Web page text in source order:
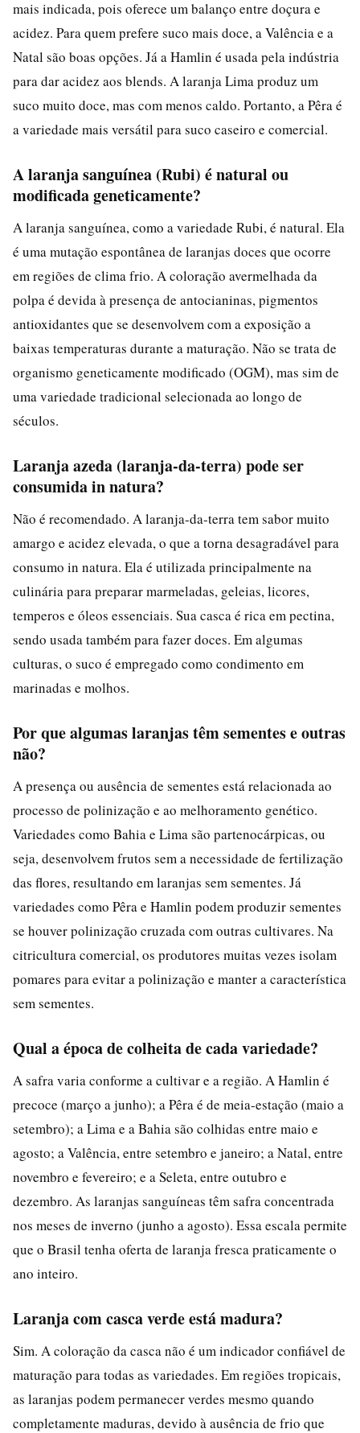
mais indicada, pois oferece um balanço entre doçura e
acidez. Para quem prefere suco mais doce, a Valência e a
Natal são boas opções. Já a Hamlin é usada pela indústria
para dar acidez aos blends. A laranja Lima produz um
suco muito doce, mas com menos caldo. Portanto, a Pêra é
a variedade mais versátil para suco caseiro e comercial.
A laranja sanguínea (Rubi) é natural ou
modificada geneticamente?
A laranja sanguínea, como a variedade Rubi, é natural. Ela
é uma mutação espontânea de laranjas doces que ocorre
em regiões de clima frio. A coloração avermelhada da
polpa é devida à presença de antocianinas, pigmentos
antioxidantes que se desenvolvem com a exposição a
baixas temperaturas durante a maturação. Não se trata de
organismo geneticamente modificado (OGM), mas sim de
uma variedade tradicional selecionada ao longo de
séculos.
Laranja azeda (laranja-da-terra) pode ser
consumida in natura?
Não é recomendado. A laranja-da-terra tem sabor muito
amargo e acidez elevada, o que a torna desagradável para
consumo in natura. Ela é utilizada principalmente na
culinária para preparar marmeladas, geleias, licores,
temperos e óleos essenciais. Sua casca é rica em pectina,
sendo usada também para fazer doces. Em algumas
culturas, o suco é empregado como condimento em
marinadas e molhos.
Por que algumas laranjas têm sementes e outras
não?
A presença ou ausência de sementes está relacionada ao
processo de polinização e ao melhoramento genético.
Variedades como Bahia e Lima são partenocárpicas, ou
seja, desenvolvem frutos sem a necessidade de fertilização
das flores, resultando em laranjas sem sementes. Já
variedades como Pêra e Hamlin podem produzir sementes
se houver polinização cruzada com outras cultivares. Na
citricultura comercial, os produtores muitas vezes isolam
pomares para evitar a polinização e manter a característica
sem sementes.
Qual a época de colheita de cada variedade?
A safra varia conforme a cultivar e a região. A Hamlin é
precoce (março a junho); a Pêra é de meia-estação (maio a
setembro); a Lima e a Bahia são colhidas entre maio e
agosto; a Valência, entre setembro e janeiro; a Natal, entre
novembro e fevereiro; e a Seleta, entre outubro e
dezembro. As laranjas sanguíneas têm safra concentrada
nos meses de inverno (junho a agosto). Essa escala permite
que o Brasil tenha oferta de laranja fresca praticamente o
ano inteiro.
Laranja com casca verde está madura?
Sim. A coloração da casca não é um indicador confiável de
maturação para todas as variedades. Em regiões tropicais,
as laranjas podem permanecer verdes mesmo quando
completamente maduras, devido à ausência de frio que